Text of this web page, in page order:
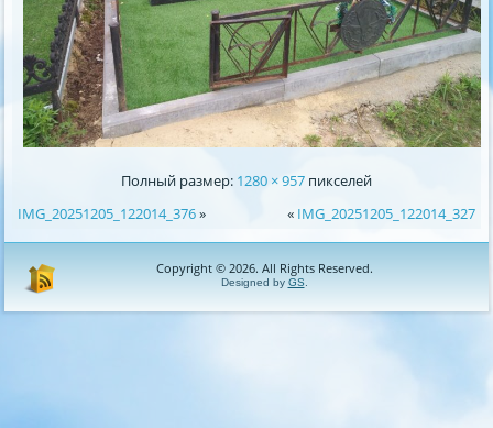
Полный размер: 1280 × 957 пикселей
IMG_20251205_122014_376» « IMG_20251205_122014_327
Copyright © 2026. All Rights Reserved.
Designed by GS